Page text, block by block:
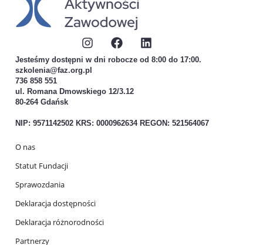
Jesteśmy dostępni w dni robocze od 8:00 do 17:00.
szkolenia@faz.org.pl
736 858 551
ul. Romana Dmowskiego 12/3.12
80-264 Gdańsk
NIP: 9571142502 KRS: 0000962634 REGON: 521564067
O nas
Statut Fundacji
Sprawozdania
Deklaracja dostępności
Deklaracja różnorodności
Partnerzy